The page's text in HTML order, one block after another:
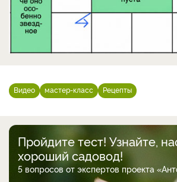
Видео мастер-класс Рецепты
Пройдите тест! Узнайте,
хороший садовод!
5 вопросов от экспертов проекта